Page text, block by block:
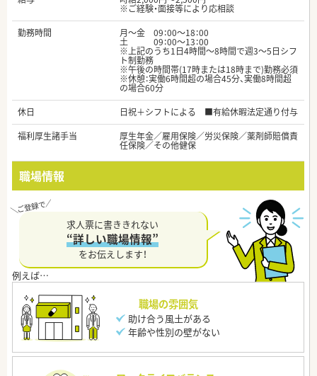
※ご経験・面接等により応相談
勤務時間
月～金 09：00～18：00
土 09：00～13：00
※上記のうち1日4時間～8時間で週3～5日シフ
ト制勤務
※午後の時間帯(17時または18時まで)勤務必須
※休憩：実働6時間超の場合45分、実働8時間超
の場合60分
休日
日祝＋シフトによる ■有給休暇法定通り付与
福利厚生諸手当
厚生年金／雇用保険／労災保険／薬剤師賠償責
任保険／その他健保
職場情報
求人票に書ききれない
“詳しい職場情報”
をお伝えします！
職場の雰囲気
助け合う風土がある
年齢や性別の壁がない